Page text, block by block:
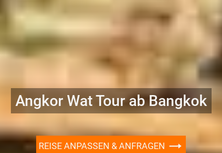
Angkor Wat Tour ab Bangkok
REISE ANPASSEN & ANFRAGEN